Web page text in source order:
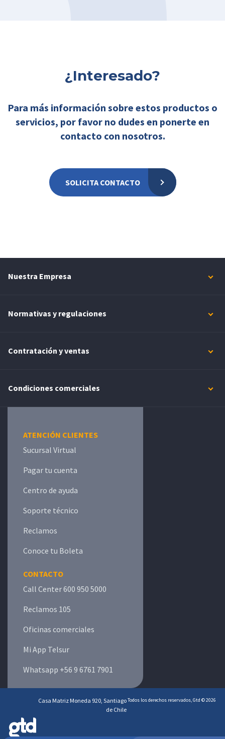
¿Interesado?
Para más información sobre estos productos o
servicios, por favor no dudes en ponerte en
contacto con nosotros.
SOLICITA CONTACTO
Nuestra Empresa
Normativas y regulaciones
Contratación y ventas
Condiciones comerciales
ATENCIÓN CLIENTES
Sucursal Virtual
Pagar tu cuenta
Centro de ayuda
Soporte técnico
Reclamos
Conoce tu Boleta
CONTACTO
Call Center 600 950 5000
Reclamos 105
Oficinas comerciales
Mi App Telsur
Whatsapp +56 9 6761 7901
Casa Matriz Moneda 920, Santiago
de Chile
Todos los derechos reservados, Gtd © 2026